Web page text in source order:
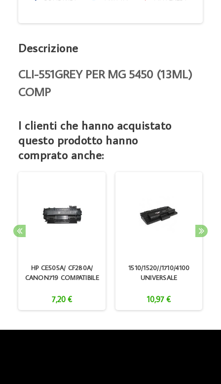
Descrizione
CLI-551GREY PER MG 5450 (13ML)
COMP
I clienti che hanno acquistato
questo prodotto hanno
comprato anche:
HP CE505A/ CF280A/
CANON719 COMPATIBILE
7,20 €
1510/1520//1710/4100
UNIVERSALE
10,97 €